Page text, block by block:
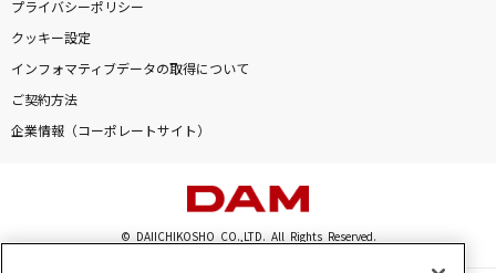
プライバシーポリシー
クッキー設定
インフォマティブデータの取得について
ご契約方法
企業情報（コーポレートサイト）
© DAIICHIKOSHO CO.,LTD. All Rights Reserved.